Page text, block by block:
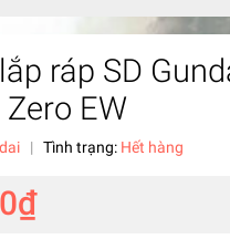
ráp SD
EW
| Tình trạng: Hết hàng